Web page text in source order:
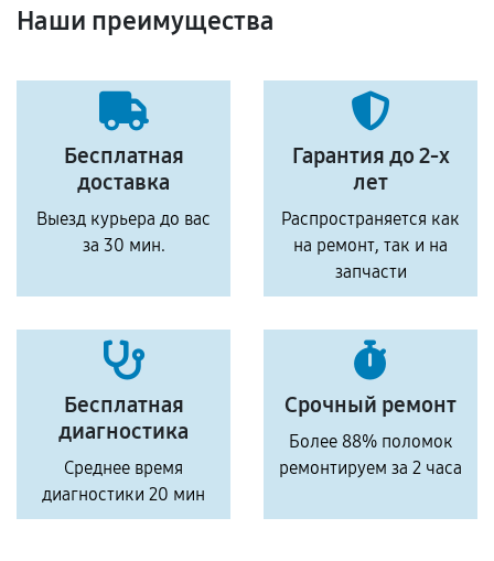
Наши преимущества
Бесплатная
доставка
Выезд курьера до вас
за 30 мин.
Гарантия до 2-х
лет
Распространяется как
на ремонт, так и на
запчасти
Бесплатная
диагностика
Среднее время
диагностики 20 мин
Срочный ремонт
Более 88% поломок
ремонтируем за 2 часа